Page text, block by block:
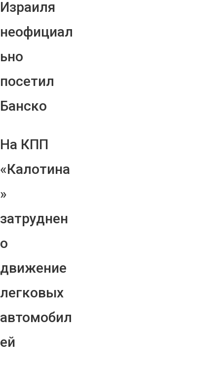
Израиля
неофициал
ьно
посетил
Банско
На КПП
«Калотина
»
затруднен
о
движение
легковых
автомобил
ей